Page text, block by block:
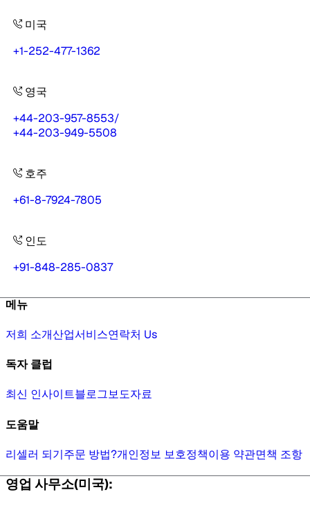
미국
+1-252-477-1362
영국
+44-203-957-8553/
+44-203-949-5508
호주
+61-8-7924-7805
인도
+91-848-285-0837
메뉴
저희 소개산업서비스연락처 Us
독자 클럽
최신 인사이트블로그보도자료
도움말
리셀러 되기주문 방법?개인정보 보호정책이용 약관면책 조항
영업 사무소(미국):